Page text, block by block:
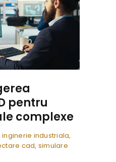
pentru
complexe
inginerie industriala,
cad, simulare